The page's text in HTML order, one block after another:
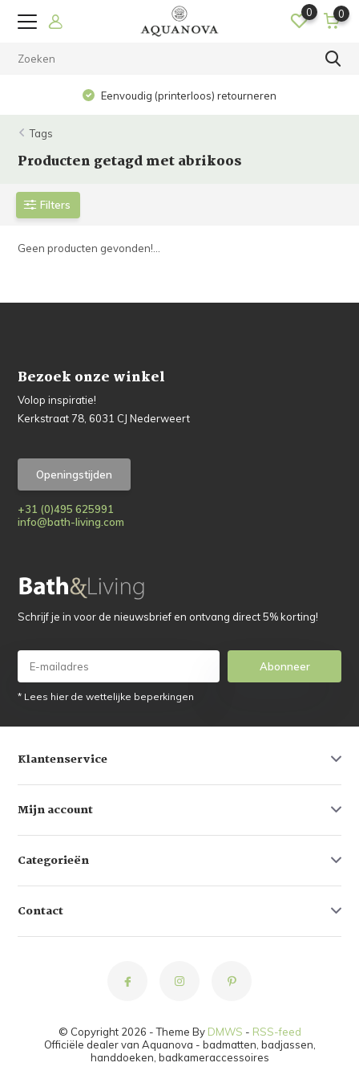
0 0
Eenvoudig (printerloos) retourneren
Tags
Producten getagd met abrikoos
Filters
Geen producten gevonden!...
Bezoek onze winkel
Volop inspiratie!
Kerkstraat 78, 6031 CJ Nederweert
Openingstijden
+31 (0)495 625991
info@bath-living.com
Schrijf je in voor de nieuwsbrief en ontvang direct 5% korting!
Abonneer
* Lees hier de wettelijke beperkingen
Klantenservice
Mijn account
Categorieën
Contact
© Copyright 2026 - Theme By DMWS - RSS-feed
Officiële dealer van Aquanova - badmatten, badjassen,
handdoeken, badkameraccessoires